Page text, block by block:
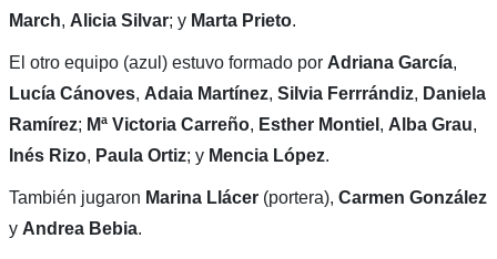
March, Alicia Silvar; y Marta Prieto.
El otro equipo (azul) estuvo formado por Adriana García,
Lucía Cánoves, Adaia Martínez, Silvia Ferrrándiz, Daniela
Ramírez; Mª Victoria Carreño, Esther Montiel , Alba Grau,
Inés Rizo, Paula Ortiz; y Mencia López.
También jugaron Marina Llácer (portera), Carmen González
y Andrea Bebia.